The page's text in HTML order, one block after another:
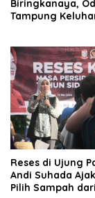
Biringkanaya,
Tampung
Reses di Ujung
Andi Suhada
Pilih Sampah